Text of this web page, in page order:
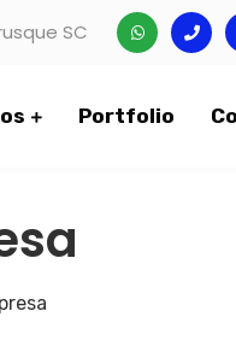
SC
Portfolio